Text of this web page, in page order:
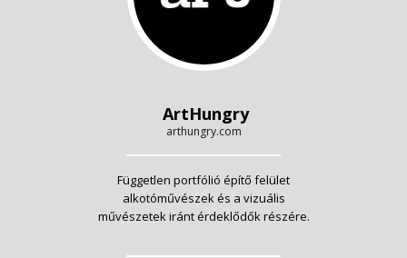
ArtHungry
arthungry.com
Független portfólió építő felület
alkotóművészek és a vizuális
művészetek iránt érdeklődők részére.